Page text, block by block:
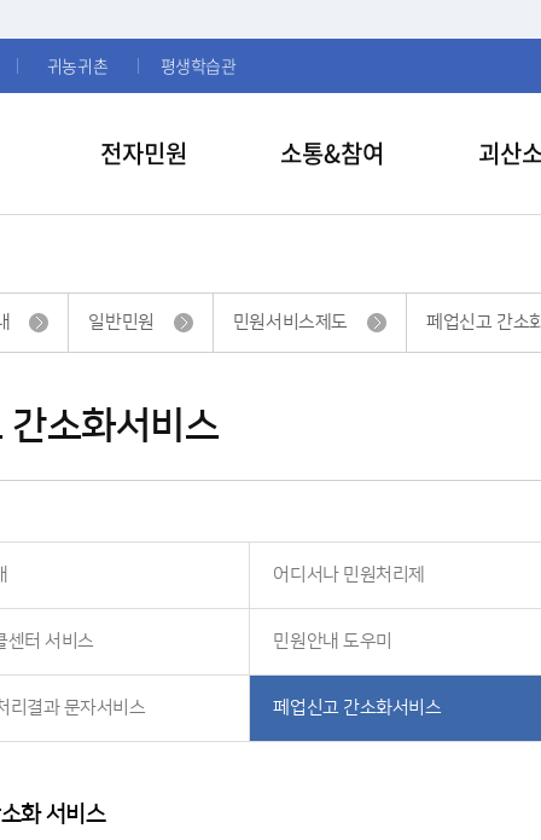
귀농귀촌 평생학습관
전자민원 소통&참여 괴산
간소화서비스
일반민원 민원서비스제도 페업신고 간소
어디서나 민원처리제
센터 서비스 민원안내 도우미
리결과 문자서비스 페업신고 간소화서비스
화 서비스